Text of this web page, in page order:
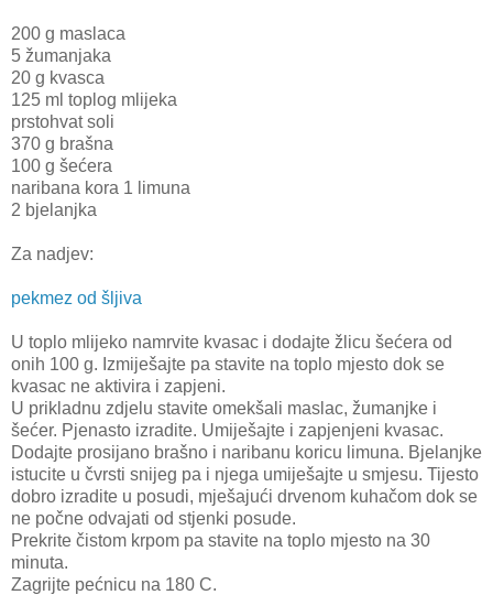
200 g maslaca
5 žumanjaka
20 g kvasca
125 ml toplog mlijeka
prstohvat soli
370 g brašna
100 g šećera
naribana kora 1 limuna
2 bjelanjka
Za nadjev:
pekmez od šljiva
U toplo mlijeko namrvite kvasac i dodajte žlicu šećera od
onih 100 g. Izmiješajte pa stavite na toplo mjesto dok se
kvasac ne aktivira i zapjeni.
U prikladnu zdjelu stavite omekšali maslac, žumanjke i
šećer. Pjenasto izradite. Umiješajte i zapjenjeni kvasac.
Dodajte prosijano brašno i naribanu koricu limuna. Bjelanjke
istucite u čvrsti snijeg pa i njega umiješajte u smjesu. Tijesto
dobro izradite u posudi, mješajući drvenom kuhačom dok se
ne počne odvajati od stjenki posude.
Prekrite čistom krpom pa stavite na toplo mjesto na 30
minuta.
Zagrijte pećnicu na 180 C.